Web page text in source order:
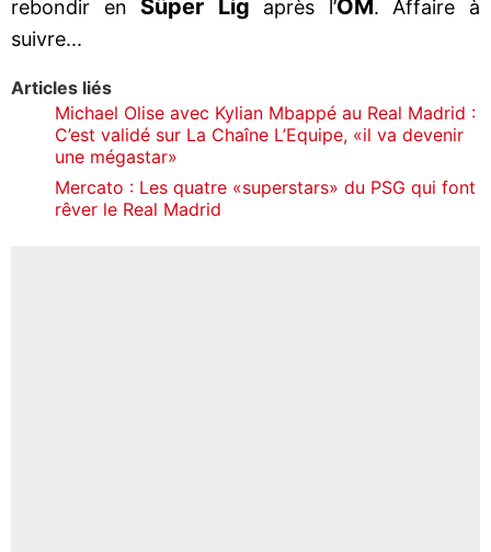
rebondir en Süper Lig après l’OM. Affaire à
suivre...
Articles liés
Michael Olise avec Kylian Mbappé au Real Madrid :
C’est validé sur La Chaîne L’Equipe, «il va devenir
une mégastar»
Mercato : Les quatre «superstars» du PSG qui font
rêver le Real Madrid